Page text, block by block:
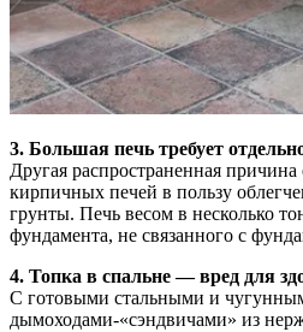
3. Большая печь требует
Другая распространенная
кирпичных печей в пользу
грунты. Печь весом в несколько
фундамента, не связанного с
4. Топка в спальне — вред для
С готовыми стальными и
дымоходами-«сэндвичами» из